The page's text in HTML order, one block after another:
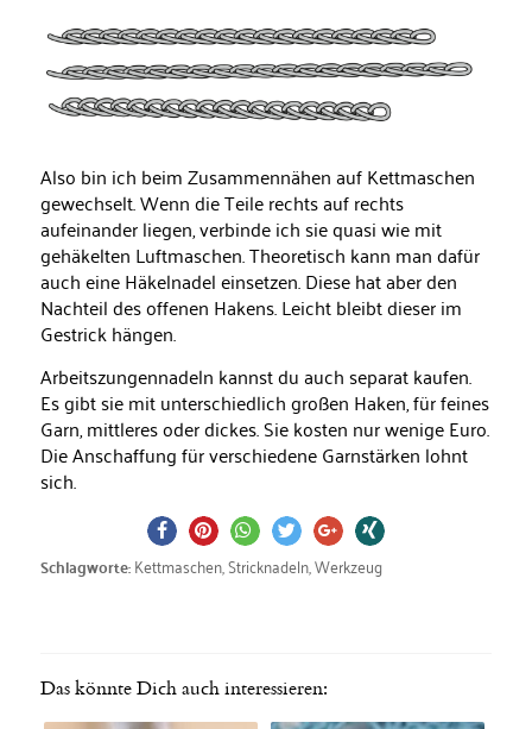
Also bin ich beim Zusammennähen auf Kettmaschen
gewechselt. Wenn die Teile rechts auf rechts
aufeinander liegen, verbinde ich sie quasi wie mit
gehäkelten Luftmaschen. Theoretisch kann man dafür
auch eine Häkelnadel einsetzen. Diese hat aber den
Nachteil des offenen Hakens. Leicht bleibt dieser im
Gestrick hängen.
Arbeitszungennadeln kannst du auch separat kaufen.
Es gibt sie mit unterschiedlich großen Haken, für feines
Garn, mittleres oder dickes. Sie kosten nur wenige Euro.
Die Anschaffung für verschiedene Garnstärken lohnt
sich.
Schlagworte:Kettmaschen,Stricknadeln,Werkzeug
Das könnte Dich auch interessieren: